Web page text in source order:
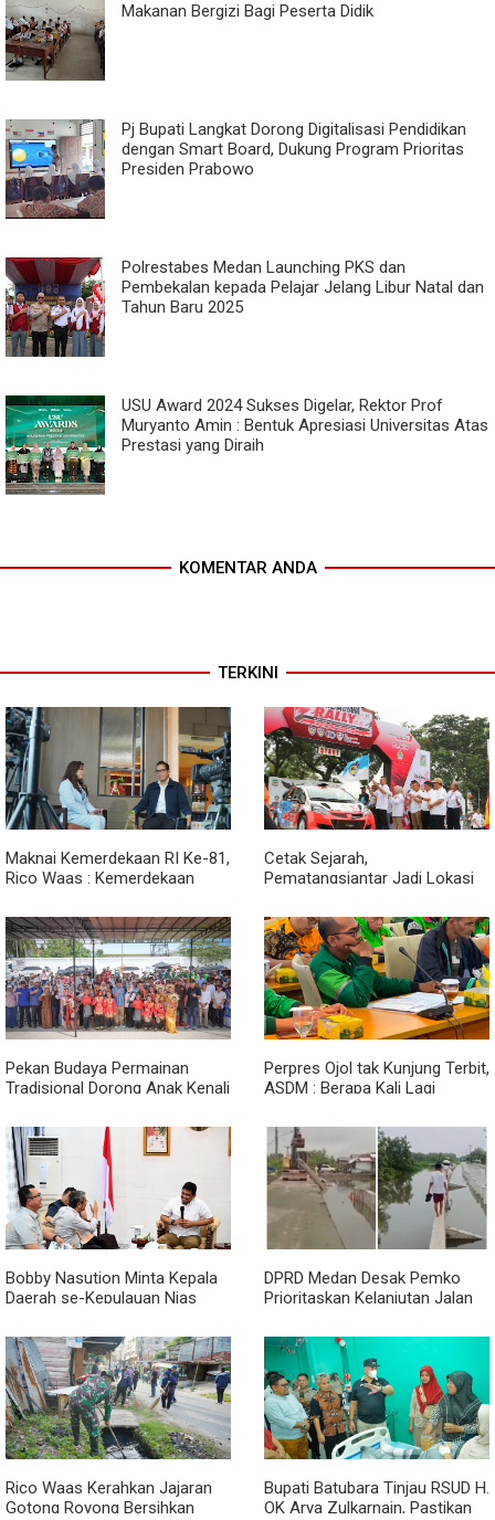
Makanan Bergizi Bagi Peserta Didik
Pj Bupati Langkat Dorong Digitalisasi Pendidikan
dengan Smart Board, Dukung Program Prioritas
Presiden Prabowo
Polrestabes Medan Launching PKS dan
Pembekalan kepada Pelajar Jelang Libur Natal dan
Tahun Baru 2025
USU Award 2024 Sukses Digelar, Rektor Prof
Muryanto Amin : Bentuk Apresiasi Universitas Atas
Prestasi yang Diraih
KOMENTAR ANDA
TERKINI
Maknai Kemerdekaan RI Ke-81,
Rico Waas : Kemerdekaan
Lewat Peningkatan Pelayanan
Primer
Cetak Sejarah,
Pematangsiantar Jadi Lokasi
2026
Pekan Budaya Permainan
Tradisional Dorong Anak Kenali
Ketergantungan Gadget
Perpres Ojol tak Kunjung Terbit,
ASDM : Berapa Kali Lagi
Janji?
Bobby Nasution Minta Kepala
Daerah se-Kepulauan Nias
DPRD Medan Desak Pemko
Prioritaskan Kelanjutan Jalan
Mangkrak
Rico Waas Kerahkan Jajaran
Gotong Royong Bersihkan
Bupati Batubara Tinjau RSUD H.
OK Arya Zulkarnain, Pastikan